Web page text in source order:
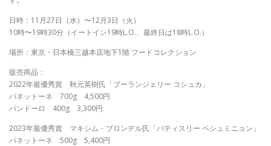
日時：11月27日（水）〜12月3日（火）
10時〜19時30分（イートイン19時L.O.、最終日は18時L.O.）
場所：東京・日本橋三越本店地下1階 フードコレクション
販売商品：
2022年最優秀賞 秋元英樹氏「ブーランジェリー コシュカ」
パネットーネ 700g 4,500円
パンドーロ 400g 3,300円
2023年最優秀賞 マキシム・ブロンデル氏「パティスリー ペシュミニョン」
パネットーネ 500g 5,400円